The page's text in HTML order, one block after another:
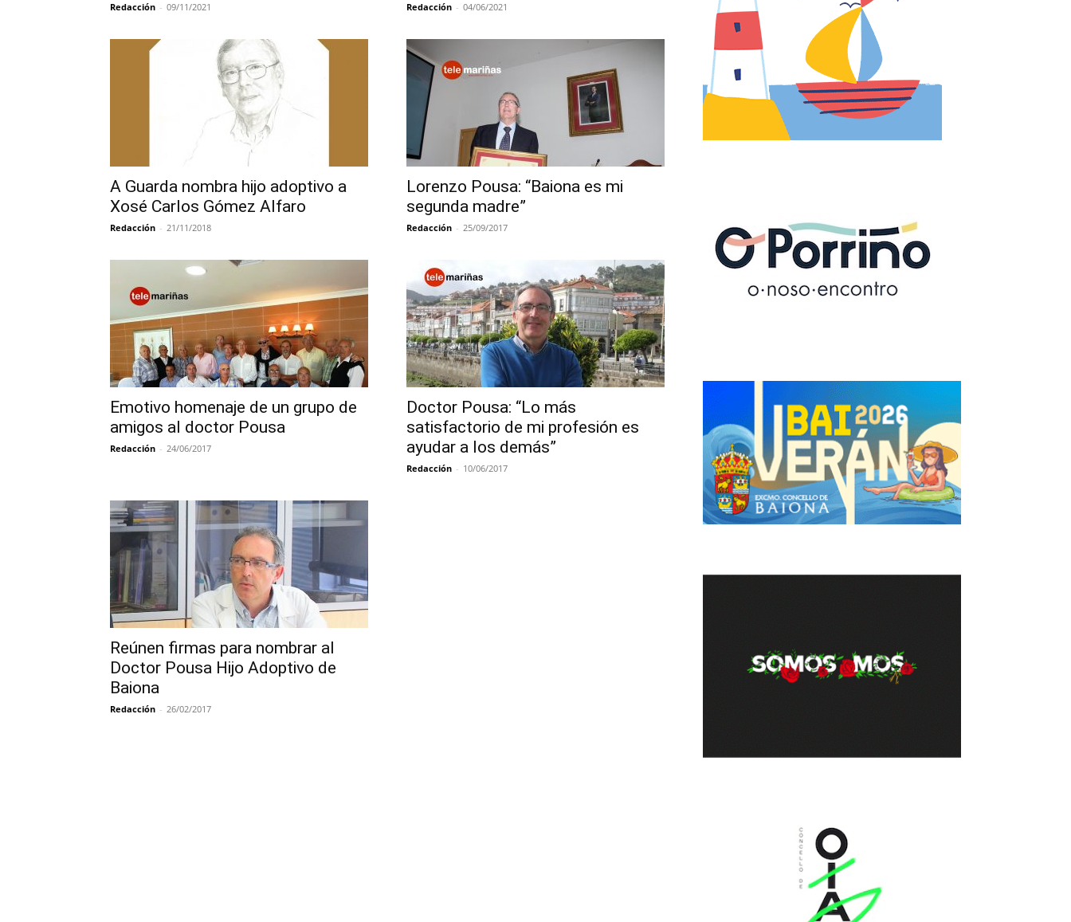
Redacción - 09/11/2021 Redacción - 04/06/2021
A Guarda nombra hijo adoptivo a
Xosé Carlos Gómez Alfaro
Redacción - 21/11/2018
Lorenzo Pousa: “Baiona es mi
segunda madre”
Redacción - 25/09/2017
Emotivo homenaje de un grupo de
amigos al doctor Pousa
Redacción - 24/06/2017
Doctor Pousa: “Lo más
satisfactorio de mi profesión es
ayudar a los demás”
Redacción - 10/06/2017
Reúnen firmas para nombrar al
Doctor Pousa Hijo Adoptivo de
Baiona
Redacción - 26/02/2017